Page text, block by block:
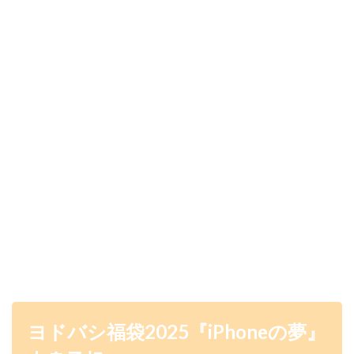
ヨドバシ福袋2025『iPhoneの夢』